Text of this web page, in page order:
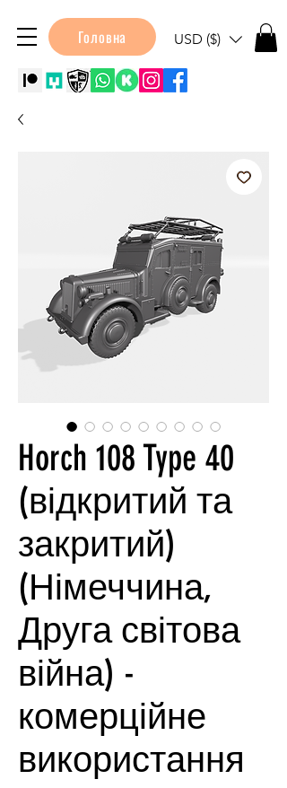
Головна USD ($)
Horch 108 Type 40
(відкритий та
закритий)
(Німеччина,
Друга світова
війна) -
комерційне
використання